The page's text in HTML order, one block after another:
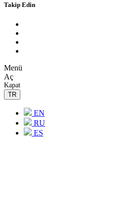
Takip Edin
Menü
Aç
Kapat
TR
EN
RU
ES